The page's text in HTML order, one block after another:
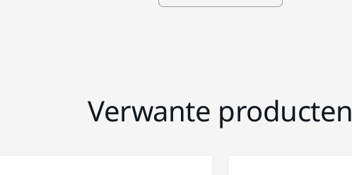
Verwante producten